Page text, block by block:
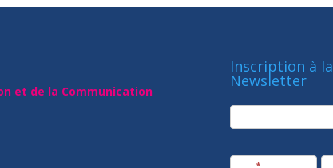
et de la Communication
Inscription à la
Newsletter
newsletter